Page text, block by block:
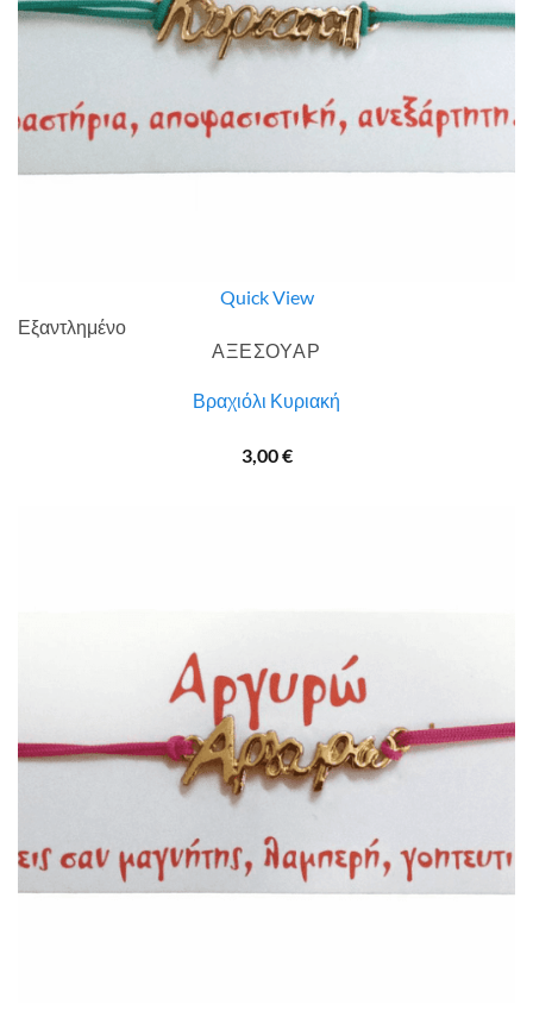
Quick View
Εξαντλημένο
ΑΞΕΣΟΥΑΡ
Βραχιόλι Κυριακή
3,00€